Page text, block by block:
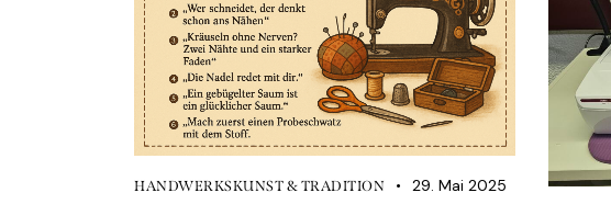
HANDWERKSKUNST & TRADITION 29. Mai 2025